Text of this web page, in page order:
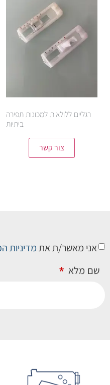
רגליים ללולאות למכונות תפירה
ביתיות
צור קשר
אני מאשר/ת אתמדיניות
שם מלא